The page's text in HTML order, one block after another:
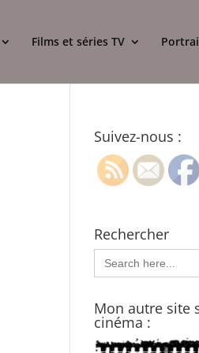
Films et séries TV
Suivez-nous :
Rechercher
Search
for:
Mon autre site
cinéma :